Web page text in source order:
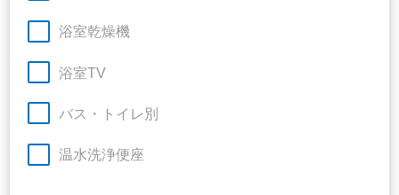
浴室乾燥機
浴室TV
バス・トイレ別
温水洗浄便座